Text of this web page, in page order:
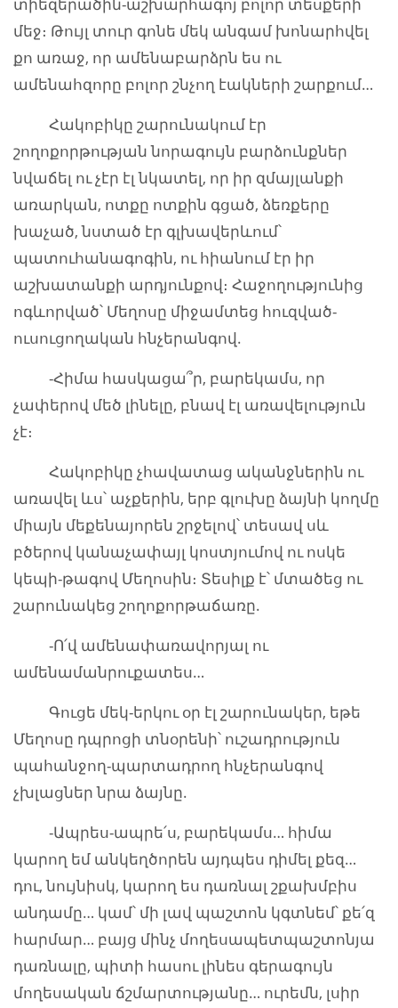
տիեզերածին-աշխարհագոյ բոլոր տեսքերի
մեջ։ Թույլ տուր գոնե մեկ անգամ խոնարհվել
քո առաջ, որ ամենաբարձրն ես ու
ամենահզորը բոլոր շնչող էակների շարքում…
Հակոբիկը շարունակում էր
շողոքորթության նորագույն բարձունքներ
նվաճել ու չէր էլ նկատել, որ իր զմայլանքի
առարկան, ոտքը ոտքին գցած, ձեռքերը
խաչած, նստած էր գլխավերևում՝
պատուհանագոգին, ու հիանում էր իր
աշխատանքի արդյունքով։ Հաջողությունից
ոգևորված՝ Մեղոսը միջամտեց հուզված-
ուսուցողական հնչերանգով.
-Հիմա հասկացա՞ր, բարեկամս, որ
չափերով մեծ լինելը, բնավ էլ առավելություն
չէ։
Հակոբիկը չհավատաց ականջներին ու
առավել ևս՝ աչքերին, երբ գլուխը ձայնի կողմը
միայն մեքենայորեն շրջելով՝ տեսավ սև
բծերով կանաչափայլ կոստյումով ու ոսկե
կեպի-թագով Մեղոսին։ Տեսիլք է՝ մտածեց ու
շարունակեց շողոքորթաճառը.
-Ո՛վ ամենափառավորյալ ու
ամենամանրուքատես…
Գուցե մեկ-երկու օր էլ շարունակեր, եթե
Մեղոսը դպրոցի տնօրենի՝ ուշադրություն
պահանջող-պարտադրող հնչերանգով
չխլացներ նրա ձայնը.
-Ապրես-ապրե՛ս, բարեկամս… հիմա
կարող եմ անկեղծորեն այդպես դիմել քեզ…
դու, նույնիսկ, կարող ես դառնալ շքախմբիս
անդամը… կամ՝ մի լավ պաշտոն կգտնեմ՝ քե՛զ
հարմար… բայց մինչ մողեսապետպաշտոնյա
դառնալը, պիտի հասու լինես գերագույն
մողեսական ճշմարտությանը… ուրեմն, լսիր